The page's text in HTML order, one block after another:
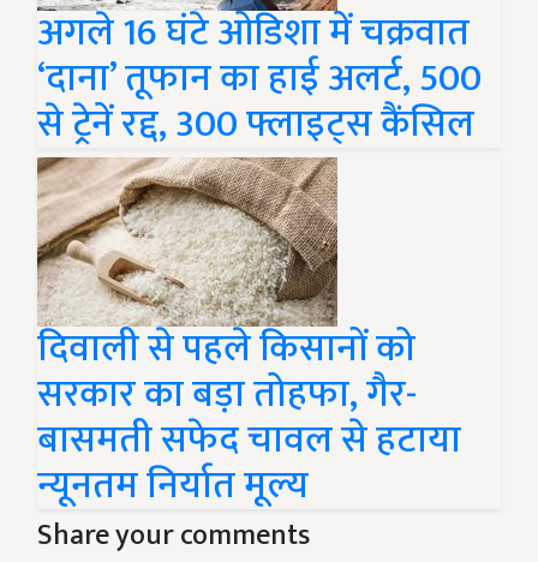
अगले 16 घंटे ओडिशा में चक्रवात
‘दाना’ तूफान का हाई अलर्ट, 500
से ट्रेनें रद्द, 300 फ्लाइट्स कैंसिल
दिवाली से पहले किसानों को
सरकार का बड़ा तोहफा, गैर-
बासमती सफेद चावल से हटाया
न्यूनतम निर्यात मूल्य
Share your comments